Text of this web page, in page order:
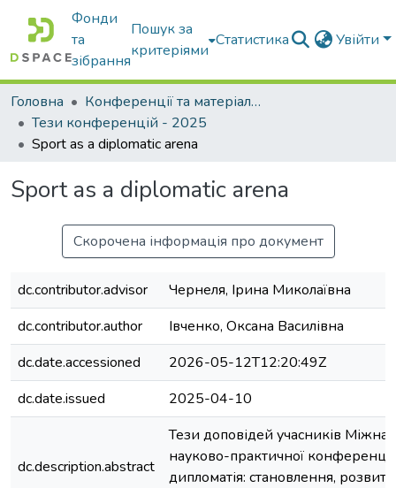
Фонди
та
зібрання
Пошук за
критеріями
Статистика Увійти
Головна
Конференції та матеріали конференцій
Тези конференцій - 2025
Sport as a diplomatic arena
Sport as a diplomatic arena
Скорочена інформація про документ
dc.contributor.advisor
Чернеля, Ірина Миколаївна
dc.contributor.author
Івченко, Оксана Василівна
dc.date.accessioned
2026-05-12T12:20:49Z
dc.date.issued
2025-04-10
dc.description.abstract
Тези доповідей учасників
науково-практичної конференції
дипломатія: становлення,